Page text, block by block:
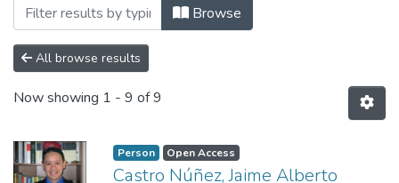
People
Statistics
Browse
All browse results
Now showing 1 - 9 of 9
Person Open Access
Castro Núñez, Jaime Alberto